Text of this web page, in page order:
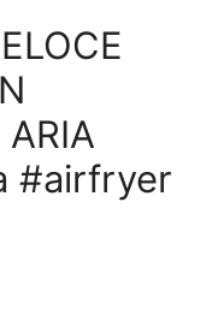
ARIA
#airfryer